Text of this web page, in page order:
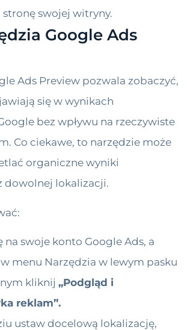
stronę swojej witryny.
Google Ads
Ads Preview pozwala zobaczyć,
się w wynikach
bez wpływu na rzeczywiste
Co ciekawe, to narzędzie może
organiczne wyniki
dowolnej lokalizacji.
na swoje konto Google Ads, a
menu Narzędzia w lewym pasku
kliknij „Podgląd i
reklam”.
ustaw docelową lokalizację,